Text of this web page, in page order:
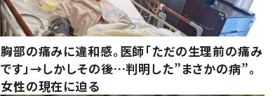
胸部の痛みに違和感。医師「ただの生理前の痛み
です」→しかしその後…判明した”まさかの病”。
女性の現在に迫る